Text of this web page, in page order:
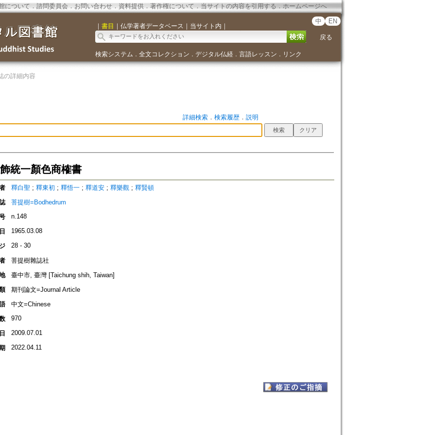
について ． 諮問委員会． お問い合わせ． 資料提供． 著作権について．当サイトの内容を引用する ． ホームページへ
｜ 書目 ｜ 仏学著者データベース ｜ 当サイト内 ｜
中 EN
戻る
検索システム ． 全文コレクション ． デジタル仏経． 言語レッスン ． リンク
の詳細内容
詳細検索． 検索履歴． 説明
統一顏色商榷書
釋白聖 ; 釋東初 ; 釋悟一 ; 釋道安 ; 釋樂觀 ; 釋賢頓
菩提樹=Bodhedrum
n.148
1965.03.08
28 - 30
菩提樹雜誌社
臺中市, 臺灣 [Taichung shih, Taiwan]
期刊論文=Journal Article
中文=Chinese
970
2009.07.01
2022.04.11